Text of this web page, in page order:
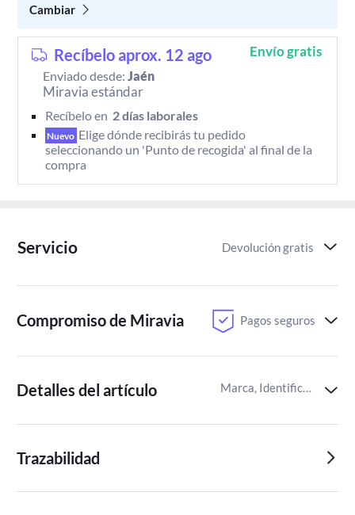
Cambiar
Recíbelo aprox. 12 ago Envío gratis
Enviado desde:Jaén
Miravia estándar
Recíbelo en 2 días laborales
Nuevo Elige dónde recibirás tu pedido
seleccionando un 'Punto de recogida' al final de la
compra
Servicio Devolución gratis
Compromiso de Miravia Pagos seguros
Detalles del artículo Marca, Identificador del artículo de Miravia
Trazabilidad